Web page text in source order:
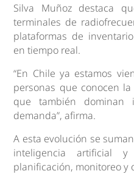
Silva Muñoz destaca
terminales de
plataformas de
en tiempo real.
“En Chile ya estamos
personas que conocen
que también dominan
demanda”, afirma.
A esta evolución se
inteligencia artificial
planificación, monitoreo y